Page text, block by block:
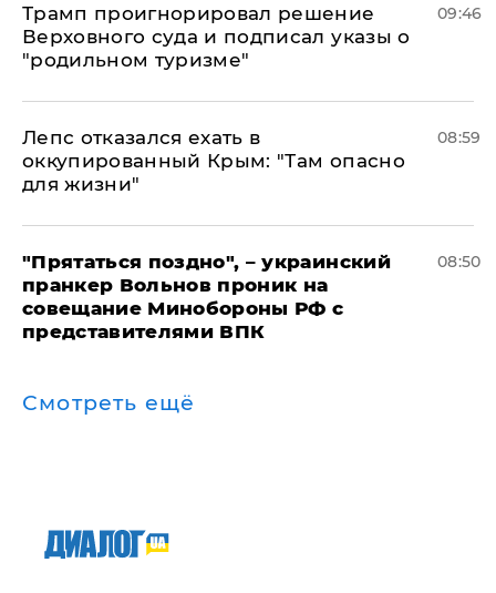
Трамп проигнорировал решение
Верховного суда и подписал указы о
"родильном туризме"
09:46
Лепс отказался ехать в
оккупированный Крым: "Там опасно
для жизни"
08:59
"Прятаться поздно", – украинский
пранкер Вольнов проник на
совещание Минобороны РФ с
представителями ВПК
08:50
Смотреть ещё